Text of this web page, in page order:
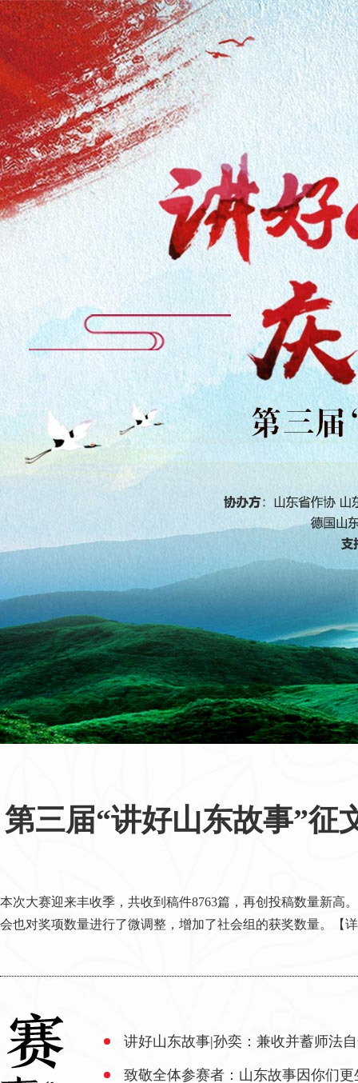
第三届“讲好山东故事”征
本次大赛迎来丰收季，共收到稿件8763篇，再创投稿数量新高
会也对奖项数量进行了微调整，增加了社会组的获奖数量。
【
讲好山东故事|孙奕：兼收并蓄师法
致敬全体参赛者：山东故事因你们